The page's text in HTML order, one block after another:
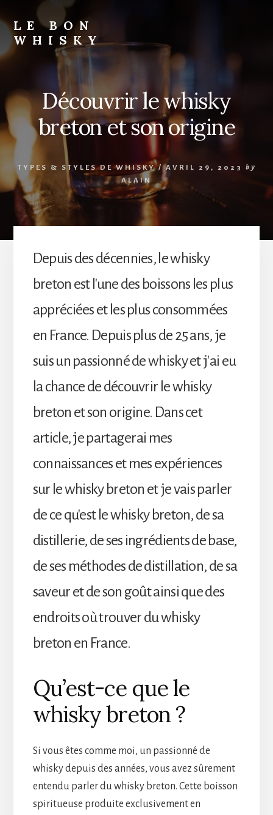
to
content
LE BON
WHISKY
Découvrir le whisky
breton et son origine
TYPES & STYLES DE WHISKY/ AVRIL 29, 2023
by
ALAIN
Depuis des décennies, le whisky
breton est l'une des boissons les plus
appréciées et les plus consommées
en France. Depuis plus de 25 ans, je
suis un passionné de whisky et j'ai eu
la chance de découvrir le whisky
breton et son origine. Dans cet
article, je partagerai mes
connaissances et mes expériences
sur le whisky breton et je vais parler
de ce qu'est le whisky breton, de sa
distillerie, de ses ingrédients de base,
de ses méthodes de distillation, de sa
saveur et de son goût ainsi que des
endroits où trouver du whisky
breton en France.
Qu’est-ce que le
whisky breton ?
Si vous êtes comme moi, un passionné de
whisky depuis des années, vous avez sûrement
entendu parler du whisky breton. Cette boisson
spiritueuse produite exclusivement en